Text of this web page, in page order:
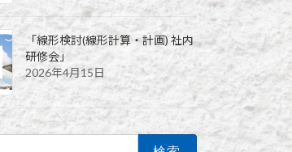
「線形検討(線形計算・計画) 社内
研修会」
2026年4月15日